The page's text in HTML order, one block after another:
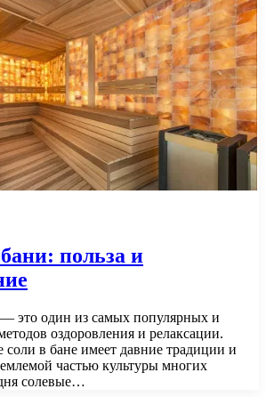
польза и
это один из самых популярных и
оздоровления и релаксации.
соли в бане имеет давние традиции и
частью культуры многих
солевые…